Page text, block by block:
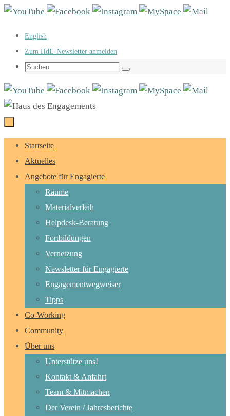
Zum
springen
English
Zum HdE-Newsletter anmelden
Suchen
Suchen
Zum
Inhalt
springen
Startseite
Aktuelles
Angebote für Engagierte
Räume
Materialverleih
Helpdesk-Beratung
Fortbildungen
Vernetzung
Newsletter für Engagierte
Engagementwegweiser
Tipps
Co-Working
Community
Über uns
Unterstütze uns!
Kontakt & Anfahrt
Team & Mitmachen
Der Verein / Jahresberichte